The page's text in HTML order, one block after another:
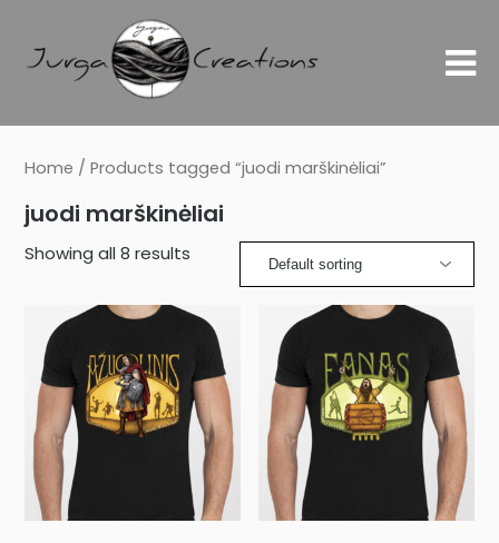
Home / Products tagged “juodi marškinėliai”
juodi marškinėliai
Showing all 8 results